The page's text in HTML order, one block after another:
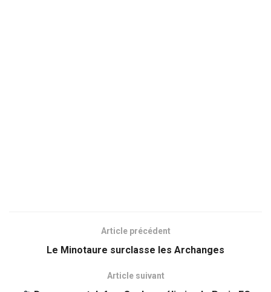
Article précédent
Le Minotaure surclasse les Archanges
Article suivant